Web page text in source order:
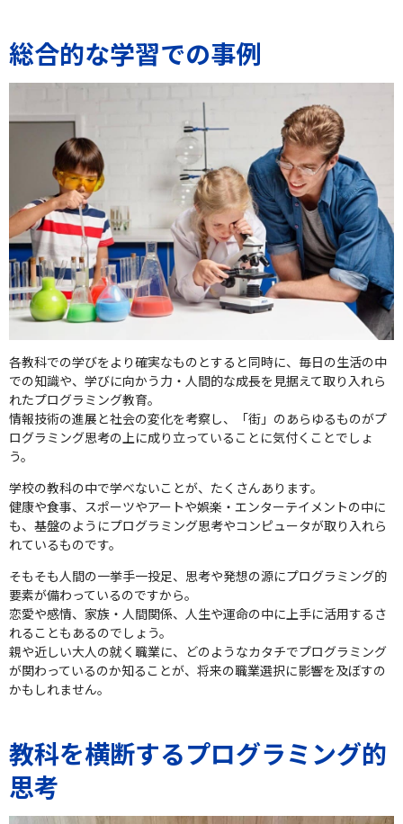
総合的な学習での事例
各教科での学びをより確実なものとすると同時に、毎日の生活の中
での知識や、学びに向かう力・人間的な成長を見据えて取り入れら
れたプログラミング教育。
情報技術の進展と社会の変化を考察し、「街」のあらゆるものがプ
ログラミング思考の上に成り立っていることに気付くことでしょ
う。
学校の教科の中で学べないことが、たくさんあります。
健康や食事、スポーツやアートや娯楽・エンターテイメントの中に
も、基盤のようにプログラミング思考やコンピュータが取り入れら
れているものです。
そもそも人間の一挙手一投足、思考や発想の源にプログラミング的
要素が備わっているのですから。
恋愛や感情、家族・人間関係、人生や運命の中に上手に活用するさ
れることもあるのでしょう。
親や近しい大人の就く職業に、どのようなカタチでプログラミング
が関わっているのか知ることが、将来の職業選択に影響を及ぼすの
かもしれません。
教科を横断するプログラミング的
思考